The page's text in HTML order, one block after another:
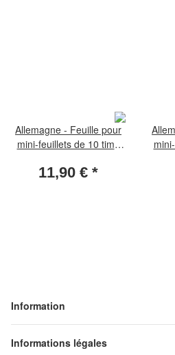
Allemagne - Feuille pour
mini-feuillets de 10 timb
x 111 mm - 5 feuilles
11,90 € *
x
Information
Informations légales